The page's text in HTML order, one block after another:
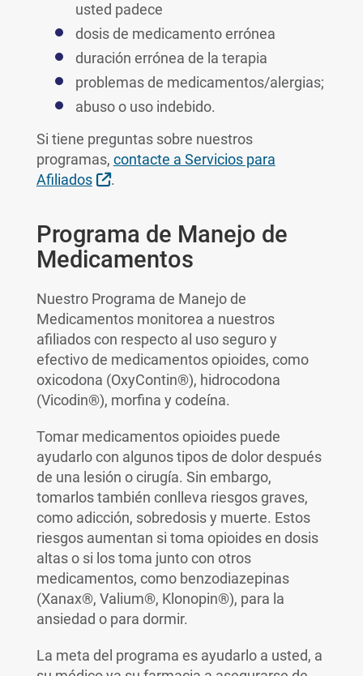
usted padece
dosis de medicamento errónea
duración errónea de la terapia
problemas de medicamentos/alergias;
abuso o uso indebido.
Si tiene preguntas sobre nuestros
programas, contacte a Servicios para
Afiliados
Sitio Externo
.
Programa de Manejo de
Medicamentos
Nuestro Programa de Manejo de
Medicamentos monitorea a nuestros
afiliados con respecto al uso seguro y
efectivo de medicamentos opioides, como
oxicodona (OxyContin®), hidrocodona
(Vicodin®), morfina y codeína.
Tomar medicamentos opioides puede
ayudarlo con algunos tipos de dolor después
de una lesión o cirugía. Sin embargo,
tomarlos también conlleva riesgos graves,
como adicción, sobredosis y muerte. Estos
riesgos aumentan si toma opioides en dosis
altas o si los toma junto con otros
medicamentos, como benzodiazepinas
(Xanax®, Valium®, Klonopin®), para la
ansiedad o para dormir.
La meta del programa es ayudarlo a usted, a